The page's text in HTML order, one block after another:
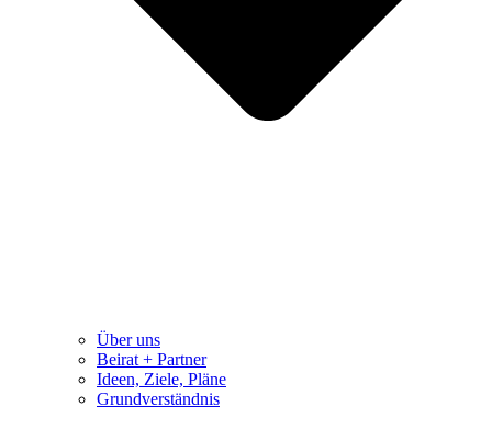
Über uns
Beirat + Partner
Ideen, Ziele, Pläne
Grundverständnis